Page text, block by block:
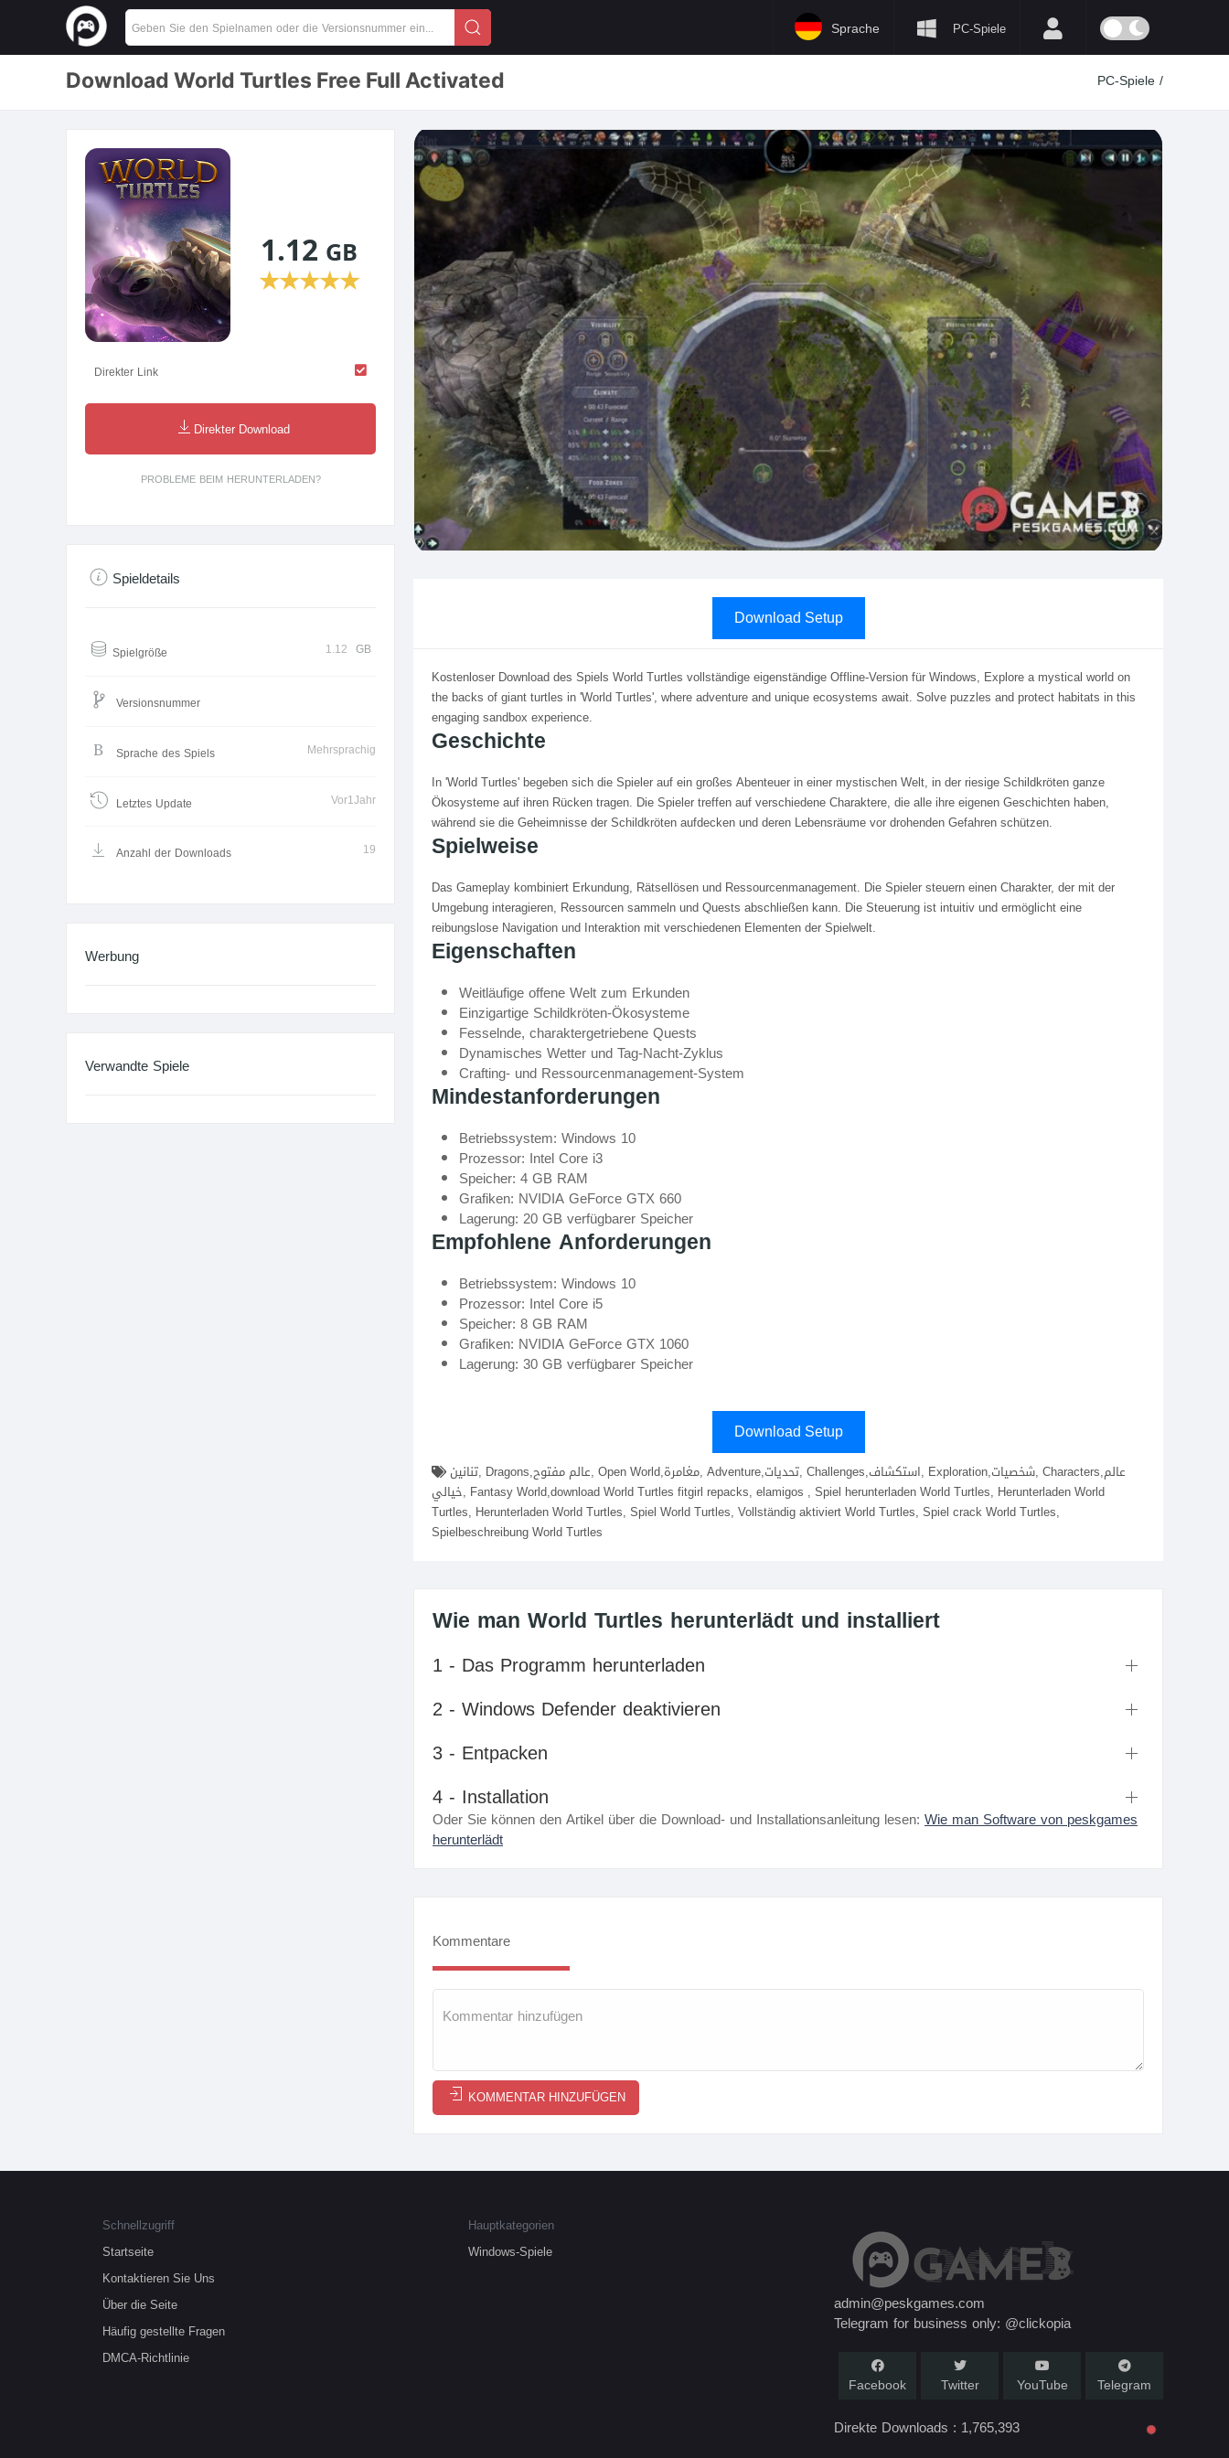
PC-Spiele
Sprache
Download World Turtles Free Full Activated PC-Spiele/
Download Setup
Kostenloser Download des Spiels World Turtles vollständige eigenständige Offline-Version für Windows, Explore a mystical world on
the backs of giant turtles in 'World Turtles', where adventure and unique ecosystems await. Solve puzzles and protect habitats in this
engaging sandbox experience.
Geschichte
In 'World Turtles' begeben sich die Spieler auf ein großes Abenteuer in einer mystischen Welt, in der riesige Schildkröten ganze
Ökosysteme auf ihren Rücken tragen. Die Spieler treffen auf verschiedene Charaktere, die alle ihre eigenen Geschichten haben,
während sie die Geheimnisse der Schildkröten aufdecken und deren Lebensräume vor drohenden Gefahren schützen.
Spielweise
Das Gameplay kombiniert Erkundung, Rätsellösen und Ressourcenmanagement. Die Spieler steuern einen Charakter, der mit der
Umgebung interagieren, Ressourcen sammeln und Quests abschließen kann. Die Steuerung ist intuitiv und ermöglicht eine
reibungslose Navigation und Interaktion mit verschiedenen Elementen der Spielwelt.
Eigenschaften
Weitläufige offene Welt zum Erkunden
Einzigartige Schildkröten-Ökosysteme
Fesselnde, charaktergetriebene Quests
Dynamisches Wetter und Tag-Nacht-Zyklus
Crafting- und Ressourcenmanagement-System
Mindestanforderungen
Betriebssystem: Windows 10
Prozessor: Intel Core i3
Speicher: 4 GB RAM
Grafiken: NVIDIA GeForce GTX 660
Lagerung: 20 GB verfügbarer Speicher
Empfohlene Anforderungen
Betriebssystem: Windows 10
Prozessor: Intel Core i5
Speicher: 8 GB RAM
Grafiken: NVIDIA GeForce GTX 1060
Lagerung: 30 GB verfügbarer Speicher
Download Setup
خيالي, Fantasy World,download World Turtles fitgirl repacks, elamigos , Spiel herunterladen World Turtles, Herunterladen World
Turtles, Herunterladen World Turtles, Spiel World Turtles, Vollständig aktiviert World Turtles, Spiel crack World Turtles,
Spielbeschreibung World Turtles
Wie man World Turtles herunterlädt und installiert
1 - Das Programm herunterladen
2 - Windows Defender deaktivieren
3 - Entpacken
4 - Installation
Oder Sie können den Artikel über die Download- und Installationsanleitung lesen: Wie man Software von peskgames
herunterlädt
Kommentare
KOMMENTAR HINZUFÜGEN
1.12 GB
★★★★★
Direkter Link
Direkter Download
PROBLEME BEIM HERUNTERLADEN?
Spieldetails
Spielgröße 1.12 GB
Versionsnummer
Sprache des Spiels Mehrsprachig
Letztes Update Vor1Jahr
Anzahl der Downloads 19
Werbung
Verwandte Spiele
Schnellzugriff
Startseite
Kontaktieren Sie Uns
Über die Seite
Häufig gestellte Fragen
DMCA-Richtlinie
Hauptkategorien
Windows-Spiele
admin@peskgames.com
Telegram for business only: @clickopia
Facebook Twitter YouTube Telegram
Direkte Downloads : 1,765,393